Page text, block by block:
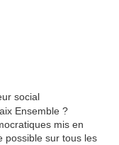
social
Ensemble ?
mis en
possible sur tous les